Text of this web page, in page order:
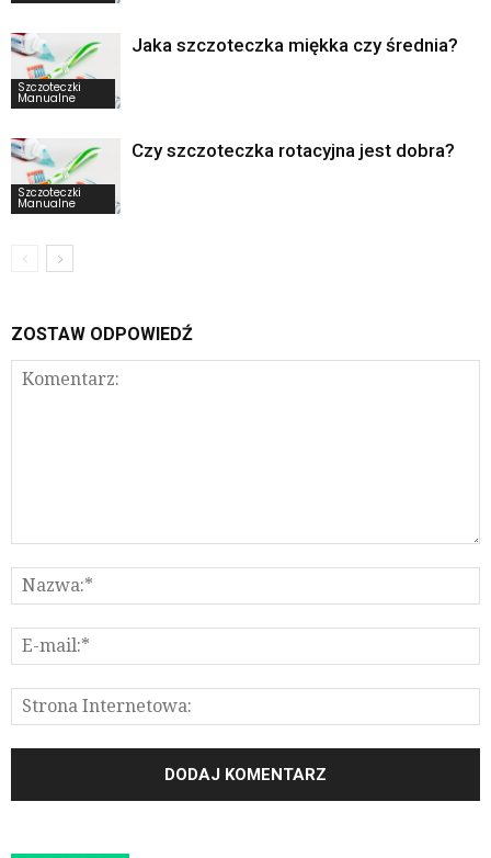
Szczoteczki
Manualne
Jaka szczoteczka miękka czy średnia?
Szczoteczki
Manualne
Czy szczoteczka rotacyjna jest dobra?
ZOSTAW ODPOWIEDŹ